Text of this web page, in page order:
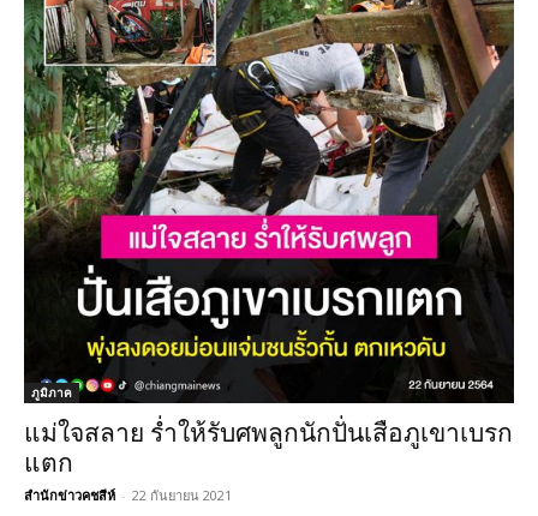
ภูมิภาค
แม่ใจสลาย ร่ำให้รับศพลูกนักปั่นเสือภูเขาเบรก
แตก
สำนักข่าวคชสีห์ - 22 กันยายน 2021